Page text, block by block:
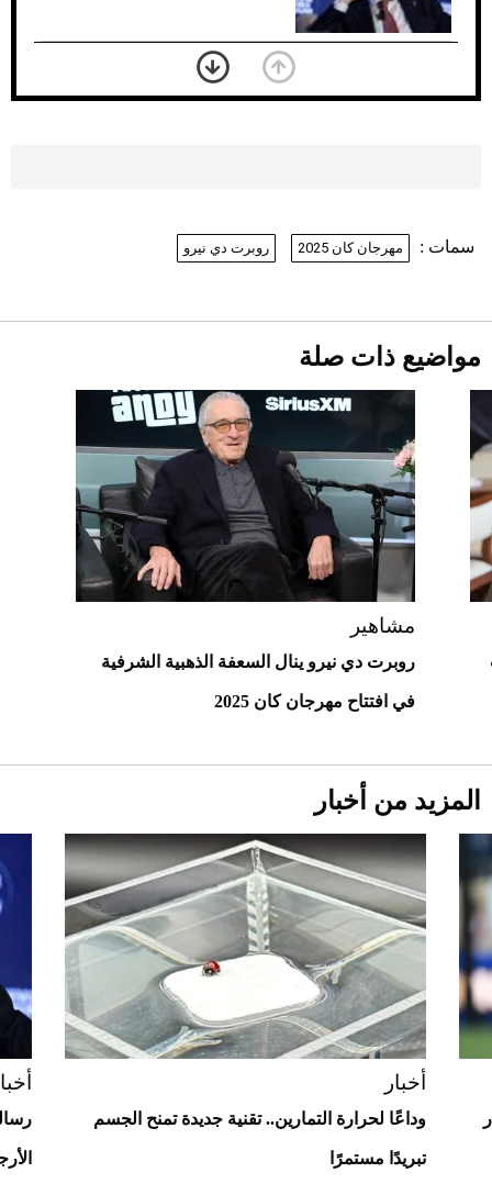
أغلى 10 عطور في العالم للرجال تمنحك فخامة
استثنائية
Aston Martin Valiant: على هوى الأبطال
«الجوازات» تكشف طريقة استخراج رقم
الحدود للزائر عبر أبشر
أقصر يوم في 2026 يقترب.. ماذا يحدث في
دوران الأرض؟
2026-07-25
قبل ليلة النزال.. اكتمال وزن أبطال "The
Comeback" في جدة (فيديو)
2026-07-25
سمات : مهرجان كان 2025 روبرت دي نيرو
مواضيع ذات صلة
مشاهير
روبرت دي نيرو ينال السعفة الذهبية الشرفية
في افتتاح مهرجان كان 2025
المزيد من أخبار
أخبار
وداعًا لحرارة التمارين.. تقنية جديدة تمنح الجسم
تبريدًا مستمرًا